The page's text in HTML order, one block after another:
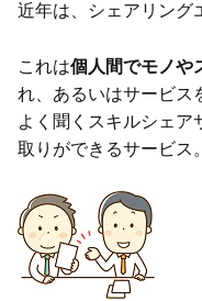
近年は、シェアリング
これは個人間でモノや
れ、あるいはサービス
よく聞くスキルシェア
取りができるサービス。